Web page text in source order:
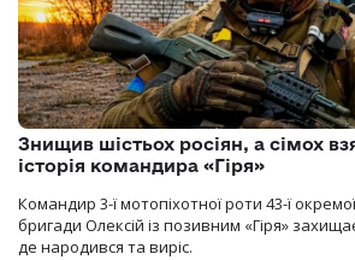
Знищив шістьох росіян, а сімох
історія командира «Гіря»
Командир 3-ї мотопіхотної роти 43-ї
бригади Олексій із позивним «Гіря»
де народився та виріс.